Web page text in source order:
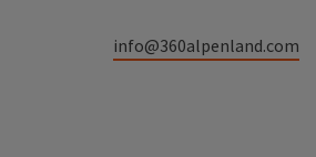
info@360alpenland.com